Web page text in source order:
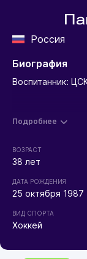
Россия
Биография
Воспитанник:
Подробнее
ВОЗРАСТ
38 лет
ДАТА РОЖДЕНИЯ
25 октября 1987
ВИД СПОРТА
Хоккей